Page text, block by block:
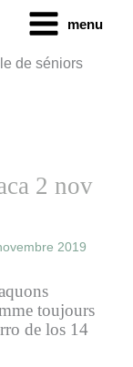
menu
de séniors
2 nov
2019
toujours
de los 14